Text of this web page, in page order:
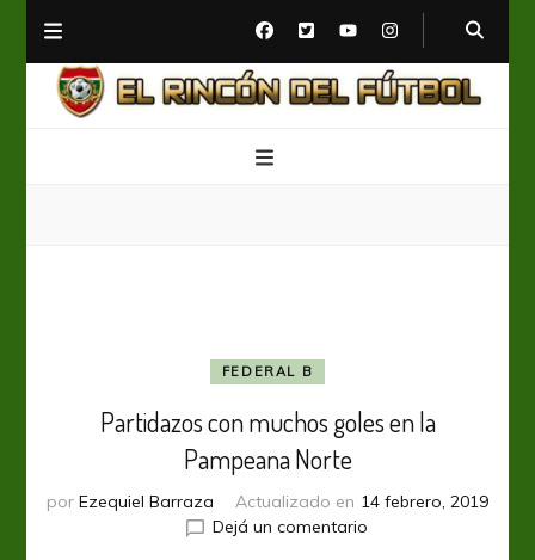
FEDERAL B
Partidazos con muchos goles en la
Pampeana Norte
por Ezequiel Barraza Actualizado en 14 febrero, 2019
Dejá un comentarioen